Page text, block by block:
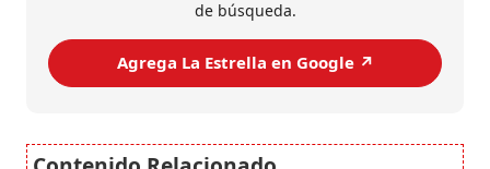
de búsqueda.
Agrega La Estrella en Google ↗️